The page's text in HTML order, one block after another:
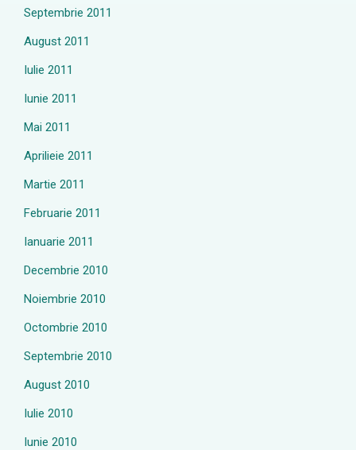
Septembrie 2011
August 2011
Iulie 2011
Iunie 2011
Mai 2011
Aprilieie 2011
Martie 2011
Februarie 2011
Ianuarie 2011
Decembrie 2010
Noiembrie 2010
Octombrie 2010
Septembrie 2010
August 2010
Iulie 2010
Iunie 2010